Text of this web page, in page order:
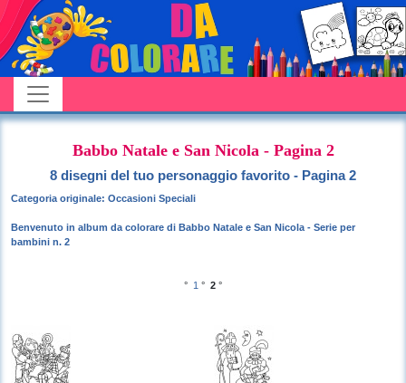
Babbo Natale e San Nicola - Pagina 2
8 disegni del tuo personaggio favorito - Pagina 2
Categoria originale: Occasioni Speciali
Benvenuto in album da colorare di Babbo Natale e San Nicola - Serie per
bambini n. 2
° 1 ° 2 °